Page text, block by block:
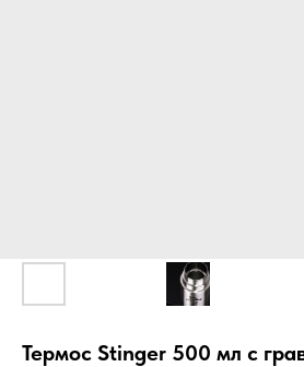
Термос Stinger 500 мл с